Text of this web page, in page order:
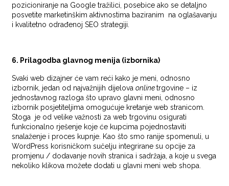
pozicioniranje na Google tražilici, posebice ako se detaljno
posvetite marketinškim aktivnostima baziranim na oglašavanju
i kvalitetno odrađenoj SEO strategiji.
6. Prilagodba glavnog menija (izbornika)
Svaki web dizajner će vam reći kako je meni, odnosno
izbornik, jedan od najvažnijih dijelovaonlinetrgovine – iz
jednostavnog razloga što upravo glavni meni, odnosno
izbornik posjetiteljima omogućuje kretanje web stranicom.
Stoga je od velike važnosti za web trgovinu osigurati
funkcionalno rješenje koje će kupcima pojednostaviti
snalaženje i proces kupnje. Kao što smo ranije spomenuli, u
WordPress korisničkom sučelju integrirane su opcije za
promjenu / dodavanje novih stranica i sadržaja, a koje u svega
nekoliko klikova možete dodati u glavni meni web shopa.